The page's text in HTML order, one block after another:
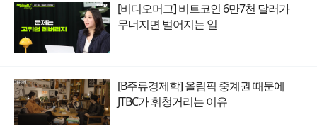
[비디오머그] 비트코인 6만7천 달러가
무너지면 벌어지는 일
[B주류경제학] 올림픽 중계권 때문에
JTBC가 휘청거리는 이유